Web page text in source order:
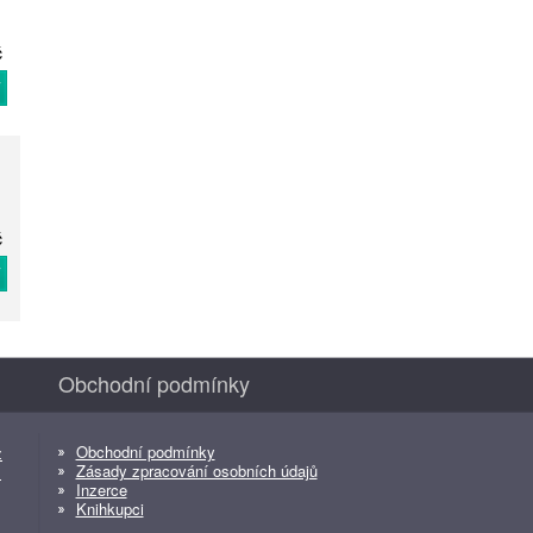
Obchodní podmínky
Obchodní podmínky
Zásady zpracování osobních údajů
Inzerce
Knihkupci